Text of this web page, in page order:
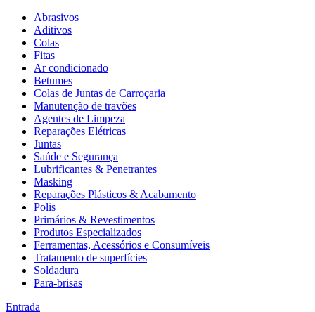
Abrasivos
Aditivos
Colas
Fitas
Ar condicionado
Betumes
Colas de Juntas de Carroçaria
Manutenção de travões
Agentes de Limpeza
Reparações Elétricas
Juntas
Saúde e Segurança
Lubrificantes & Penetrantes
Masking
Reparações Plásticos & Acabamento
Polis
Primários & Revestimentos
Produtos Especializados
Ferramentas, Acessórios e Consumíveis
Tratamento de superfícies
Soldadura
Para-brisas
Entrada